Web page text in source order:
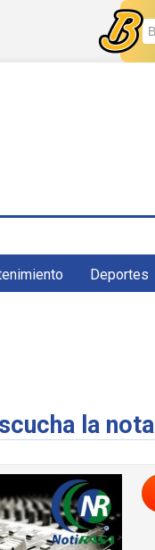
Deportes
la nota